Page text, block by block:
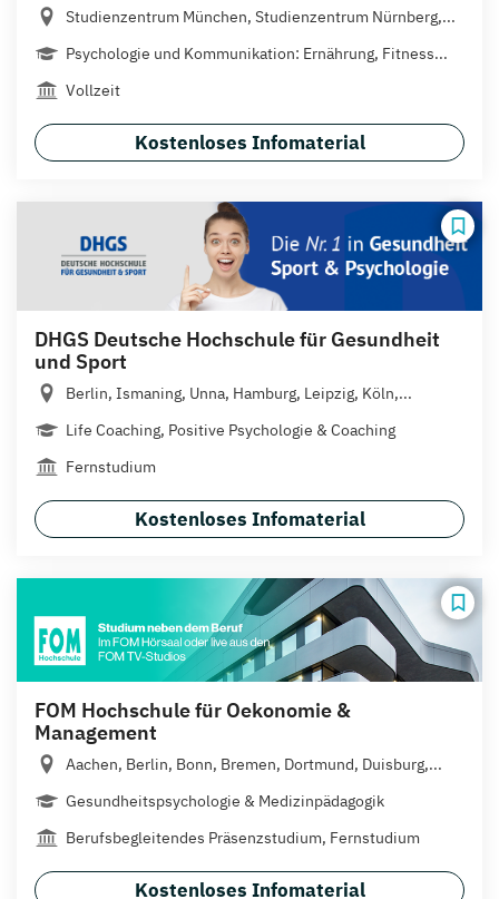
Studienzentrum München, Studienzentrum Nürnberg,...
Psychologie und Kommunikation: Ernährung, Fitness...
Vollzeit
Kostenloses Infomaterial
DHGS Deutsche Hochschule für Gesundheit
und Sport
Berlin, Ismaning, Unna, Hamburg, Leipzig, Köln,...
Life Coaching, Positive Psychologie & Coaching
Fernstudium
Kostenloses Infomaterial
FOM Hochschule für Oekonomie &
Management
Aachen, Berlin, Bonn, Bremen, Dortmund, Duisburg,...
Gesundheitspsychologie & Medizinpädagogik
Berufsbegleitendes Präsenzstudium, Fernstudium
Kostenloses Infomaterial